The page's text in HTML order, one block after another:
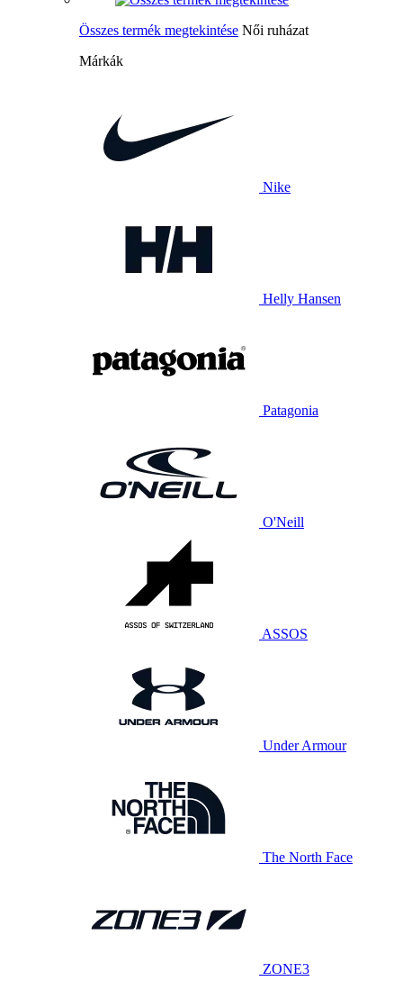
Összes termék megtekintése Női ruházat
Márkák
Nike
Helly Hansen
Patagonia
O'Neill
ASSOS
Under Armour
The North Face
ZONE3